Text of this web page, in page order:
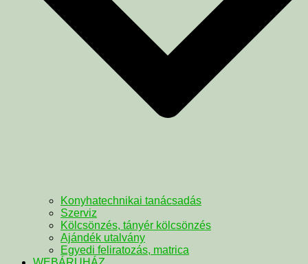
Konyhatechnikai tanácsadás
Szerviz
Kölcsönzés, tányér kölcsönzés
Ajándék utalvány
Egyedi feliratozás, matrica